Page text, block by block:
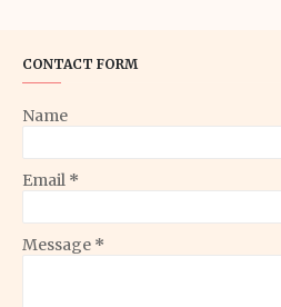
CONTACT FORM
Name
Email *
Message *